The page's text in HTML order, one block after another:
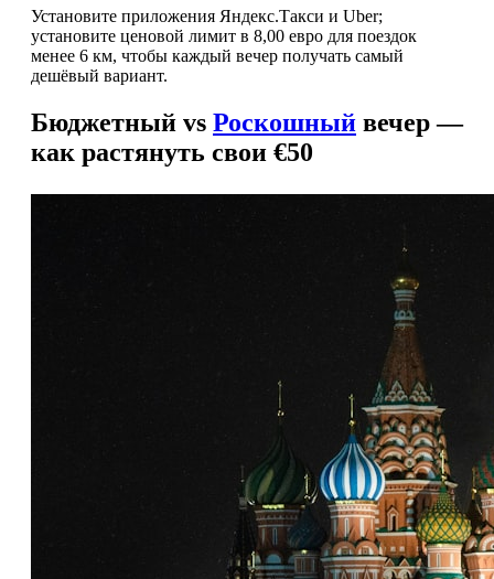
Установите приложения Яндекс.Такси и Uber;
установите ценовой лимит в 8,00 евро для поездок
менее 6 км, чтобы каждый вечер получать самый
дешёвый вариант.
Бюджетный vs Роскошный вечер —
как растянуть свои €50